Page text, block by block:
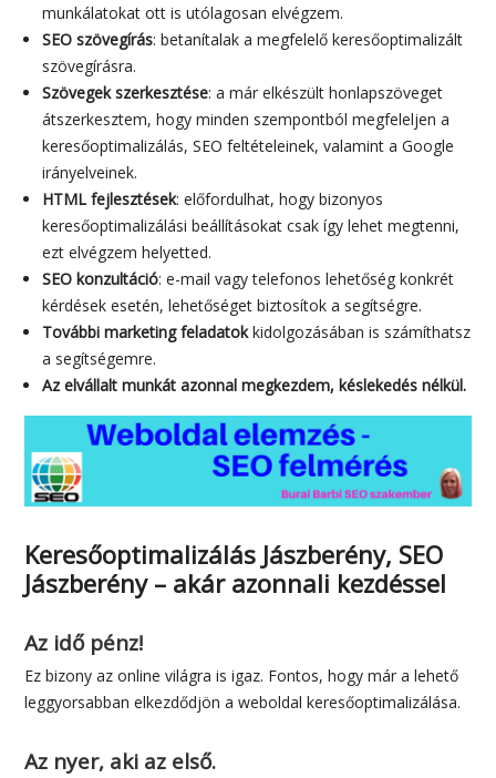
munkálatokat ott is utólagosan elvégzem.
SEO szövegírás: betanítalak a megfelelő keresőoptimalizált
szövegírásra.
Szövegek szerkesztése: a már elkészült honlapszöveget
átszerkesztem, hogy minden szempontból megfeleljen a
keresőoptimalizálás, SEO feltételeinek, valamint a Google
irányelveinek.
HTML fejlesztések: előfordulhat, hogy bizonyos
keresőoptimalizálási beállításokat csak így lehet megtenni,
ezt elvégzem helyetted.
SEO konzultáció: e-mail vagy telefonos lehetőség konkrét
kérdések esetén, lehetőséget biztosítok a segítségre.
További marketing feladatokkidolgozásában is számíthatsz
a segítségemre.
Az elvállalt munkát azonnal megkezdem, késlekedés nélkül.
Keresőoptimalizálás Jászberény, SEO
Jászberény – akár azonnali kezdéssel
Az idő pénz!
Ez bizony az online világra is igaz. Fontos, hogy már a lehető
leggyorsabban elkezdődjön a weboldal keresőoptimalizálása.
Az nyer, aki az első.